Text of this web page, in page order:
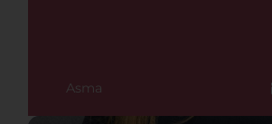
Asma